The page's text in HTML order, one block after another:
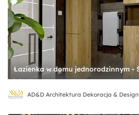
AD&D Architektura Dekoracja & Design